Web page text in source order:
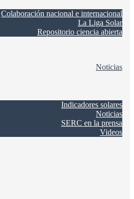
Colaboración nacional e internacional
La Liga Solar
Repositorio ciencia abierta
Noticias
Indicadores solares
Noticias
SERC en la prensa
Videos